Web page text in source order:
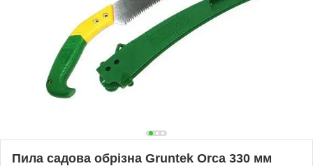
Пила садова обрізна Gruntek Orca 330 мм